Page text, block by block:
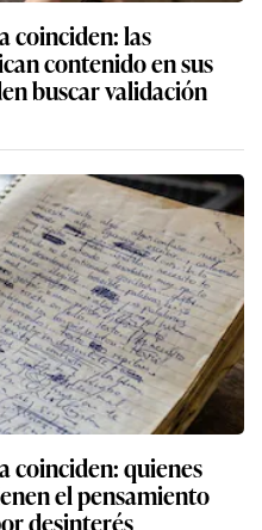
coinciden: las
contenido en sus
buscar validación
coinciden: quienes
el pensamiento
desinterés